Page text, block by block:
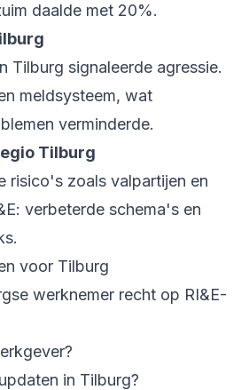
daalde met 20%.
Tilburg signaleerde agressie.
meldsysteem, wat
verminderde.
Tilburg
risico's zoals valpartijen en
verbeterde schema's en
voor Tilburg
werknemer recht op RI&E-
in Tilburg?